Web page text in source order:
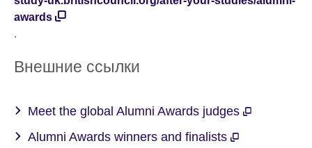
awards
.
Внешние ссылки
Meet the global Alumni Awards judges
Alumni Awards winners and finalists